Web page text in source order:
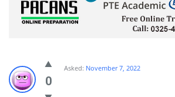
0
Asked: November 7, 2022